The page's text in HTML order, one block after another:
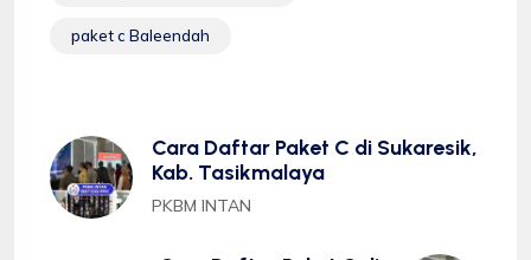
paket c Baleendah
Cara Daftar Paket C di Sukaresik,
Kab. Tasikmalaya
PKBM INTAN